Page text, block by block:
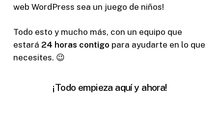
web WordPress sea un juego de niños!
Todo esto y mucho más, con un equipo que
estará 24 horas contigo para ayudarte en lo que
necesites. 😉
¡Todo empieza aquí y ahora!